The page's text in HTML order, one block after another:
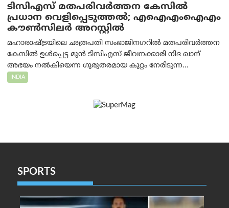
ടിസിഎസ് മതപരിവർത്തന കേസിൽ
പ്രധാന വെളിപ്പെടുത്തൽ; എഐഎംഐഎം
കൗൺസിലർ അറസ്റ്റിൽ
മഹാരാഷ്ട്രയിലെ ഛത്രപതി സംഭാജിനഗറിൽ മതപരിവർത്തന
കേസിൽ ഉൾപ്പെട്ട മുൻ ടിസിഎസ് ജീവനക്കാരി നിദ ഖാന്
അഭയം നൽകിയെന്ന ഗുരുതരമായ കുറ്റം നേരിടുന്ന...
INDIA
SPORTS